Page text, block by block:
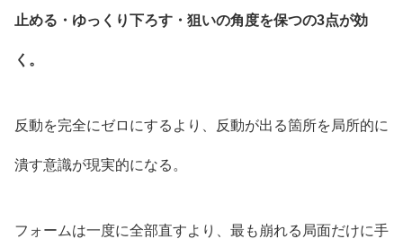
止める・ゆっくり下ろす・狙いの角度を保つの3点が効
く。
反動を完全にゼロにするより、反動が出る箇所を局所的に
潰す意識が現実的になる。
フォームは一度に全部直すより、最も崩れる局面だけに手